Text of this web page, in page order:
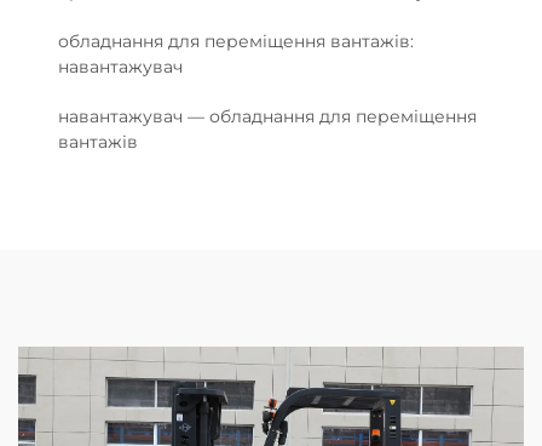
обладнання для переміщення вантажів:
навантажувач
навантажувач — обладнання для переміщення
вантажів